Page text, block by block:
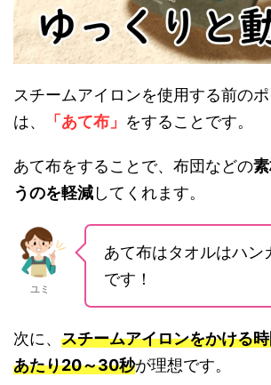
スチームアイロンを使用する前の
は、
「あて布」 をすることです。
あて布をすることで、布団などの
うのを軽減してくれます。
ユミ
あて布はタオルはハン
です！
次に、 スチームアイロンをかける
あたり20～30秒が理想です。